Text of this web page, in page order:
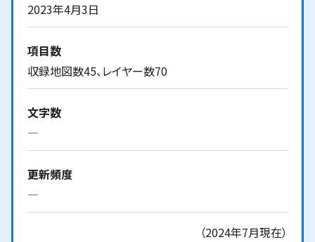
2023年4月3日
項目数
収録地図数45、レイヤー数70
文字数
―
更新頻度
―
（2024年7月現在）